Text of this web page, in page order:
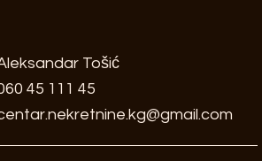
Tošić
45 111 45